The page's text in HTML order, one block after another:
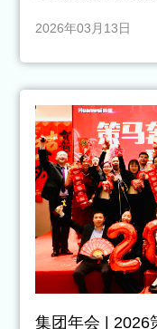
2026年03月13日
集团年会 | 2026